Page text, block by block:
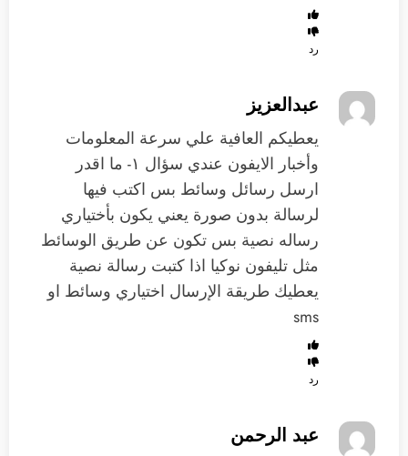
رد
عبدالعزيز
يعطيكم العافية علي سرعة المعلومات
وأخبار الايفون عندي سؤال ١- ما اقدر
ارسل رسائل وسائط بس اكتب فيها
لرسالة بدون صورة يعني يكون بأختياري
رساله نصية بس تكون عن طريق الوسائط
مثل تليفون نوكيا اذا كتبت رسالة نصية
يعطيك طريقة الإرسال اختياري وسائط او
sms
رد
عبد الرحمن